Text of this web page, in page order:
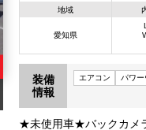
地域
愛知県
装備
情報
エアコン パワー
★未使用車★バックカメ